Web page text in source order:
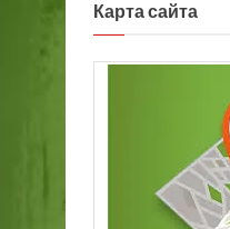
Карта сайта